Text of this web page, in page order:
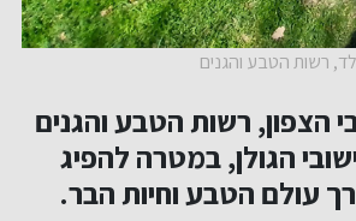
רשות הטבע והגנים
הצפון, רשות הטבע והגנים
הגולן, במטרה להפיג
עולם הטבע וחיות הבר.